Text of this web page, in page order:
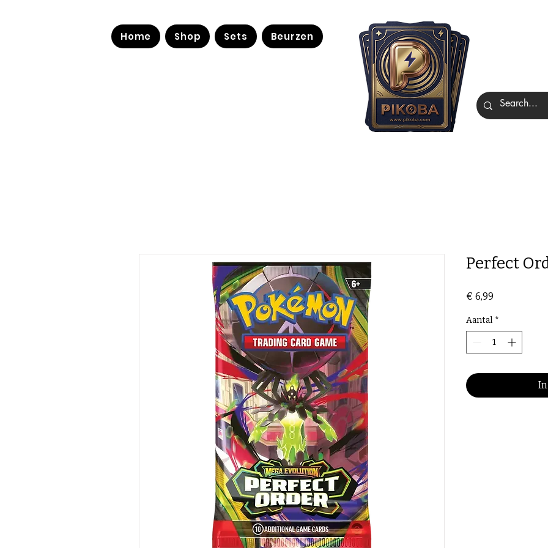
Home Shop Sets Beurzen
Perfect
€ 6,99
Aantal *